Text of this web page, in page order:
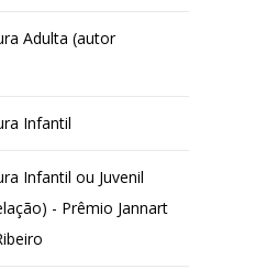
Adulta (autor
Infantil
Infantil ou Juvenil
- Prêmio Jannart